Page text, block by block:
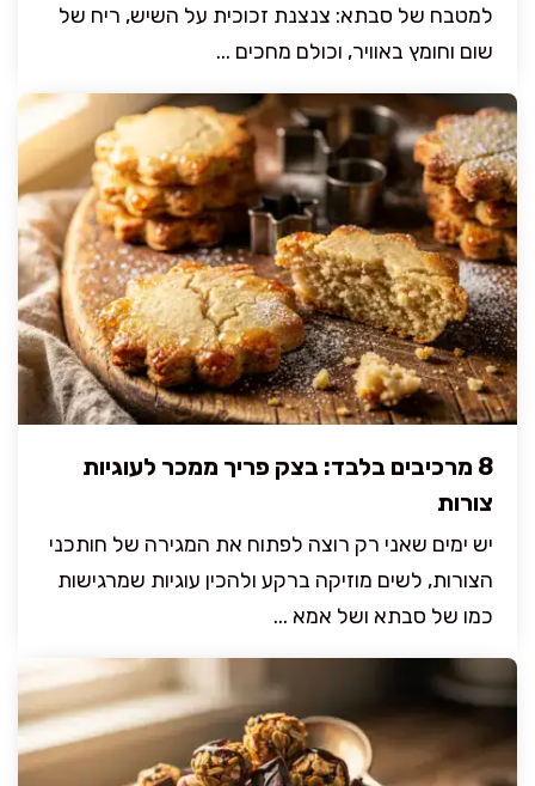
למטבח של סבתא: צנצנת זכוכית על השיש, ריח של
שום וחומץ באוויר, וכולם מחכים ...
8 מרכיבים בלבד: בצק פריך ממכר לעוגיות
צורות
יש ימים שאני רק רוצה לפתוח את המגירה של חותכני
הצורות, לשים מוזיקה ברקע ולהכין עוגיות שמרגישות
כמו של סבתא ושל אמא ...